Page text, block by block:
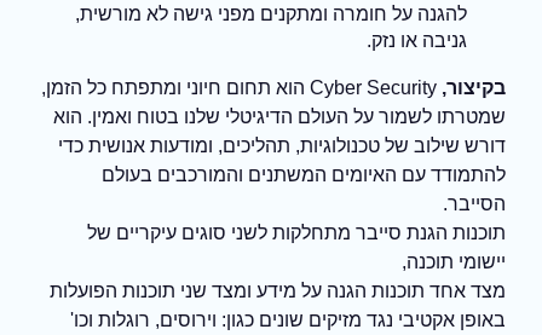
להגנה על חומרה ומתקנים מפני גישה לא מורשית,
גניבה או נזק.
בקיצור,
Cyber Security הוא תחום חיוני ומתפתח כל הזמן,
שמטרתו לשמור על העולם הדיגיטלי שלנו בטוח ואמין. הוא
דורש שילוב של טכנולוגיות, תהליכים, ומודעות אנושית כדי
להתמודד עם האיומים המשתנים והמורכבים בעולם
הסייבר.
תוכנות הגנת סייבר מתחלקות לשני סוגים עיקריים של
יישומי תוכנה,
מצד אחד תוכנות הגנה על מידע ומצד שני תוכנות הפועלות
באופן אקטיבי נגד מזיקים שונים כגון: וירוסים, רוגלות וכו'